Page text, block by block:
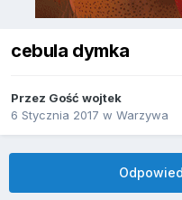
cebula dymka
Przez Gość wojtek
6 Stycznia 2017 w Warzywa